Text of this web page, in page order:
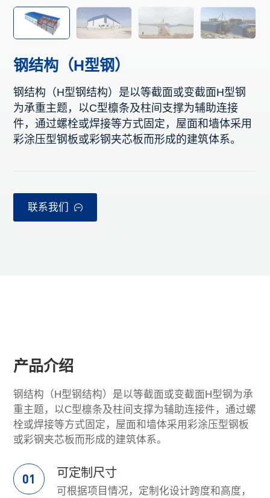
钢结构（H型钢）
钢结构（H型钢结构）是以等截面或变截面H型钢
为承重主题，以C型檩条及柱间支撑为辅助连接
件，通过螺栓或焊接等方式固定，屋面和墙体采用
彩涂压型钢板或彩钢夹芯板而形成的建筑体系。
联系我们
产品介绍
钢结构（H型钢结构）是以等截面或变截面H型钢为承
重主题，以C型檩条及柱间支撑为辅助连接件，通过螺
栓或焊接等方式固定，屋面和墙体采用彩涂压型钢板
或彩钢夹芯板而形成的建筑体系。
01 可定制尺寸
可根据项目情况，定制化设计跨度和高度，